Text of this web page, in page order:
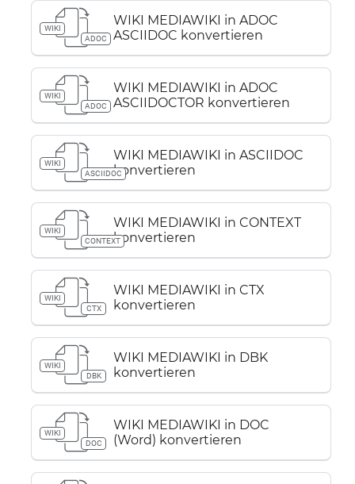
WIKI
ADOC
WIKI MEDIAWIKI in ADOC
ASCIIDOC konvertieren
WIKI
ADOC
WIKI MEDIAWIKI in ADOC
ASCIIDOCTOR konvertieren
WIKI
ASCIIDOC
WIKI MEDIAWIKI in ASCIIDOC
konvertieren
WIKI
CONTEXT
WIKI MEDIAWIKI in CONTEXT
konvertieren
WIKI
CTX
WIKI MEDIAWIKI in CTX
konvertieren
WIKI
DBK
WIKI MEDIAWIKI in DBK
konvertieren
WIKI
DOC
WIKI MEDIAWIKI in DOC
(Word) konvertieren